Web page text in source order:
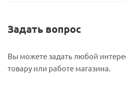
Задать вопрос
Вы можете задать любой
товару или работе магазина.